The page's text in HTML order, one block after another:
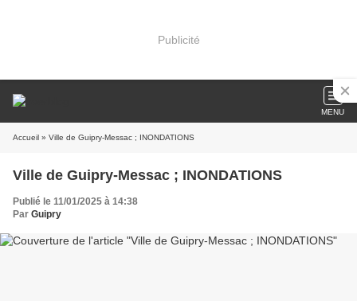
Publicité
MENU
Accueil » Ville de Guipry-Messac ; INONDATIONS
Ville de Guipry-Messac ; INONDATIONS
Publié le 11/01/2025 à 14:38
Par Guipry